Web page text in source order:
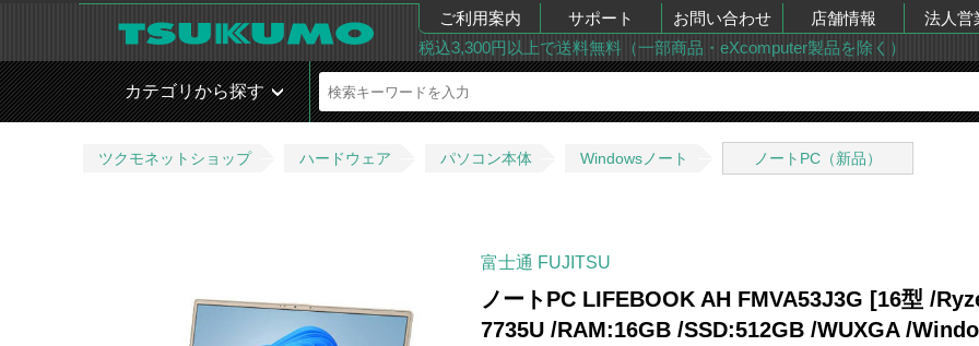
ご利用案内 サポート お問い合わせ 店舗情報 法人営
税込3,300円以上で送料無料（一部商品・eXcomputer製品を除く）
カテゴリから探す
ツクモネットショップ ハードウェア パソコン本体 Windowsノート ノートPC（新品）
富士通 FUJITSU
ノートPC LIFEBOOK AH FMVA53J3G [16型 /
7735U /RAM:16GB /SSD:512GB /WUXGA /